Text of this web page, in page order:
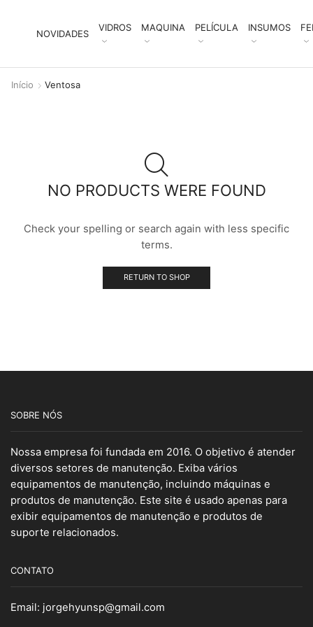
NOVIDADES
VIDROS MAQUINA PELÍCULA INSUMOS
Início Ventosa
NO PRODUCTS WERE FOUND
Check your spelling or search again with less specific
terms.
RETURN TO SHOP
SOBRE NÓS
Nossa empresa foi fundada em 2016. O objetivo é atender
diversos setores de manutenção. Exiba vários
equipamentos de manutenção, incluindo máquinas e
produtos de manutenção. Este site é usado apenas para
exibir equipamentos de manutenção e produtos de
suporte relacionados.
CONTATO
Email: jorgehyunsp@gmail.com